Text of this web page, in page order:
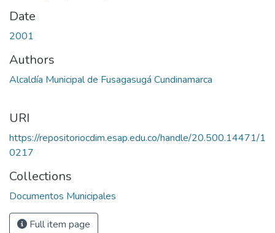
Date
2001
Authors
Alcaldía Municipal de Fusagasugá Cundinamarca
URI
https://repositoriocdim.esap.edu.co/handle/20.500.14471/1
0217
Collections
Documentos Municipales
Full item page